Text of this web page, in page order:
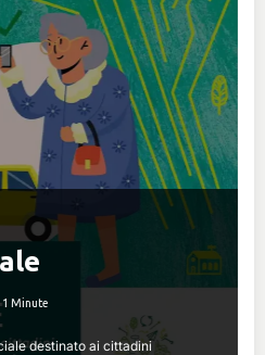
1 Minute
destinato ai cittadini